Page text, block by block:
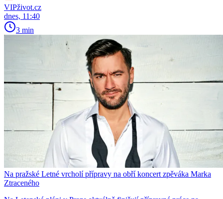
VIPživot.cz
dnes, 11:40
3 min
Na pražské Letné vrcholí přípravy na obří koncert zpěváka Marka
Ztraceného